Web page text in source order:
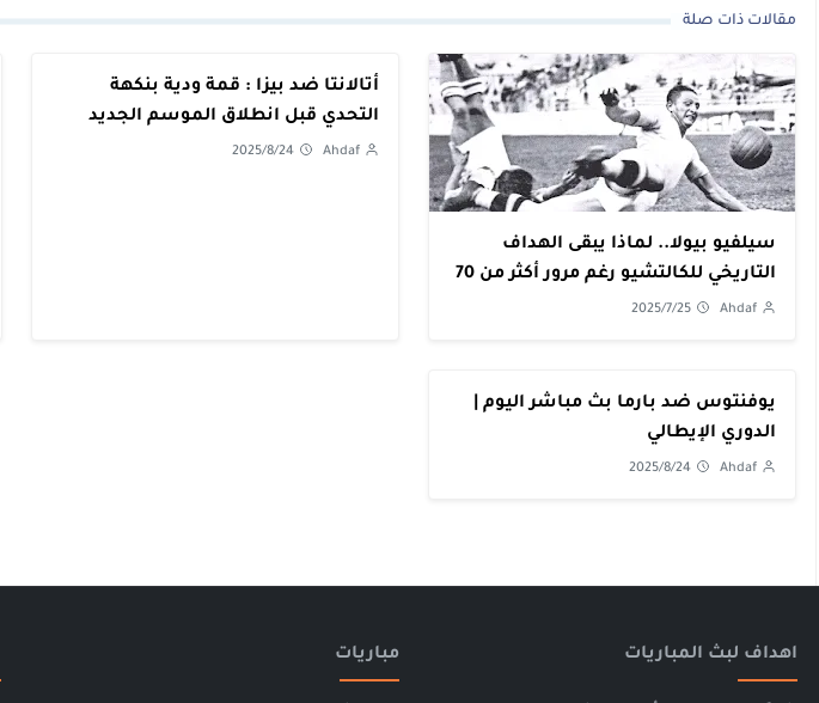
مقالات ذات صلة
سيلفيو بيولا.. لماذا يبقى الهداف
التاريخي للكالتشيو رغم مرور أكثر من 70
عامًا | كورة لايف
Ahdaf
2025/7/25
أتالانتا ضد بيزا : قمة ودية بنكهة
التحدي قبل انطلاق الموسم الجديد
Ahdaf
2025/8/24
يوفنتوس ضد بارما بث مباشر اليوم |
الدوري الإيطالي
Ahdaf
2025/8/24
اهداف لبث المباريات مباريات